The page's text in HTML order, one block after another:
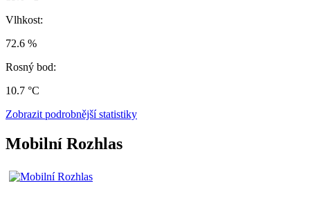
Vlhkost:
72.6 %
Rosný bod:
10.7 °C
Zobrazit podrobnější statistiky
Mobilní Rozhlas